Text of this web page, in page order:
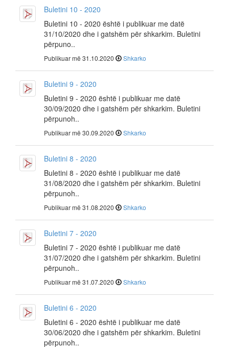
Buletini 10 - 2020
Buletini 10 - 2020 është i publikuar me datë
31/10/2020 dhe i gatshëm për shkarkim. Buletini
përpuno..
Publikuar më 31.10.2020 Shkarko
Buletini 9 - 2020
Buletini 9 - 2020 është i publikuar me datë
30/09/2020 dhe i gatshëm për shkarkim. Buletini
përpunoh..
Publikuar më 30.09.2020 Shkarko
Buletini 8 - 2020
Buletini 8 - 2020 është i publikuar me datë
31/08/2020 dhe i gatshëm për shkarkim. Buletini
përpunoh..
Publikuar më 31.08.2020 Shkarko
Buletini 7 - 2020
Buletini 7 - 2020 është i publikuar me datë
31/07/2020 dhe i gatshëm për shkarkim. Buletini
përpunoh..
Publikuar më 31.07.2020 Shkarko
Buletini 6 - 2020
Buletini 6 - 2020 është i publikuar me datë
30/06/2020 dhe i gatshëm për shkarkim. Buletini
përpunoh..